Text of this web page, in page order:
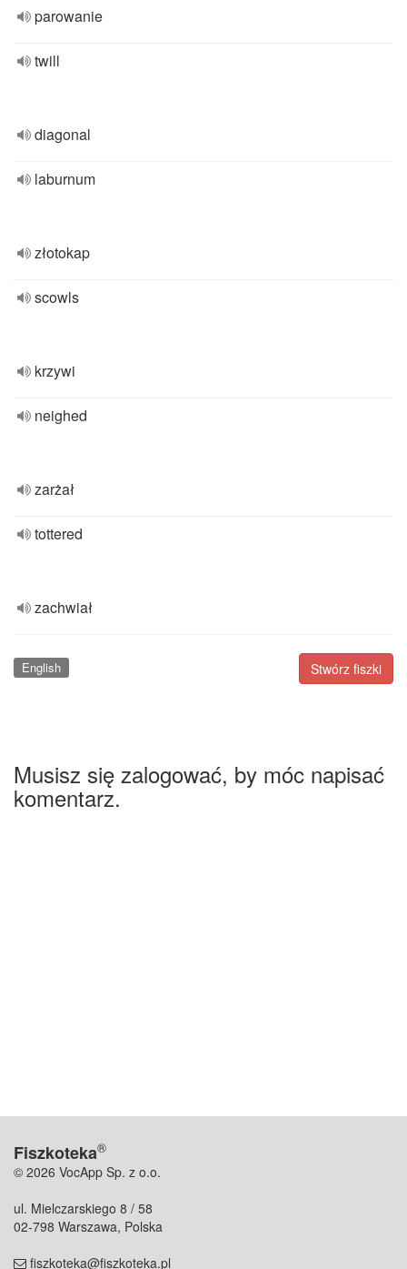
parowanie
twill
diagonal
laburnum
złotokap
scowls
krzywi
neighed
zarżał
tottered
zachwiał
Stwórz fiszki
English
Musisz się zalogować, by móc napisać
komentarz.
Fiszkoteka®
© 2026 VocApp Sp. z o.o.
ul. Mielczarskiego 8 / 58
02-798 Warszawa, Polska
fiszkoteka@fiszkoteka.pl